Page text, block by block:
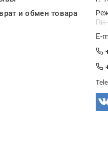
и обмен товара
E-